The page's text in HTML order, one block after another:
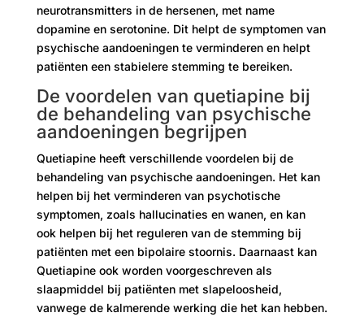
neurotransmitters in de hersenen, met name
dopamine en serotonine. Dit helpt de symptomen van
psychische aandoeningen te verminderen en helpt
patiënten een stabielere stemming te bereiken.
De voordelen van quetiapine bij
de behandeling van psychische
aandoeningen begrijpen
Quetiapine heeft verschillende voordelen bij de
behandeling van psychische aandoeningen. Het kan
helpen bij het verminderen van psychotische
symptomen, zoals hallucinaties en wanen, en kan
ook helpen bij het reguleren van de stemming bij
patiënten met een bipolaire stoornis. Daarnaast kan
Quetiapine ook worden voorgeschreven als
slaapmiddel bij patiënten met slapeloosheid,
vanwege de kalmerende werking die het kan hebben.